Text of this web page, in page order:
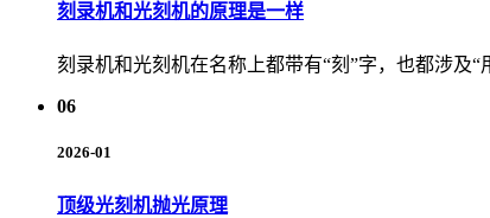
刻录机和光刻机的原理是一样
刻录机和光刻机在名称上都带有“刻”字，也都涉及
06
2026-01
顶级光刻机抛光原理